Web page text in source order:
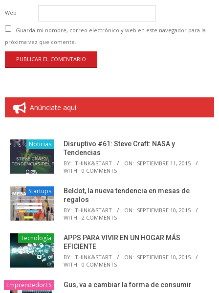
Web
Guarda mi nombre, correo electrónico y web en este navegador para la
próxima vez que comente.
Anúnciate aquí
Noticias
Disruptivo #61: Steve Craft: NASA y
Tendencias
BY: THINK&START ON: SEPTIEMBRE 11, 2015
WITH: 0 COMMENTS
Startups
Beldot, la nueva tendencia en mesas de
regalos
BY: THINK&START ON: SEPTIEMBRE 10, 2015
WITH: 2 COMMENTS
Tecnología
APPS PARA VIVIR EN UN HOGAR MÁS
EFICIENTE
BY: THINK&START ON: SEPTIEMBRE 10, 2015
WITH: 0 COMMENTS
EmprendedorES Gus, va a cambiar la forma de consumir